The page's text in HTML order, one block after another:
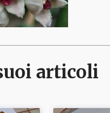
articoli